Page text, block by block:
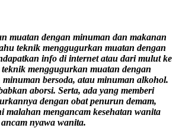
muatan dengan minuman dan makanan
teknik menggugurkan muatan dengan
info di internet atau dari mulut ke
menggugurkan muatan dengan
minuman bersoda, atau minuman alkohol.
aborsi. Serta, ada yang memberi
dengan obat penurun demam,
malahan mengancam kesehatan wanita
nyawa wanita.